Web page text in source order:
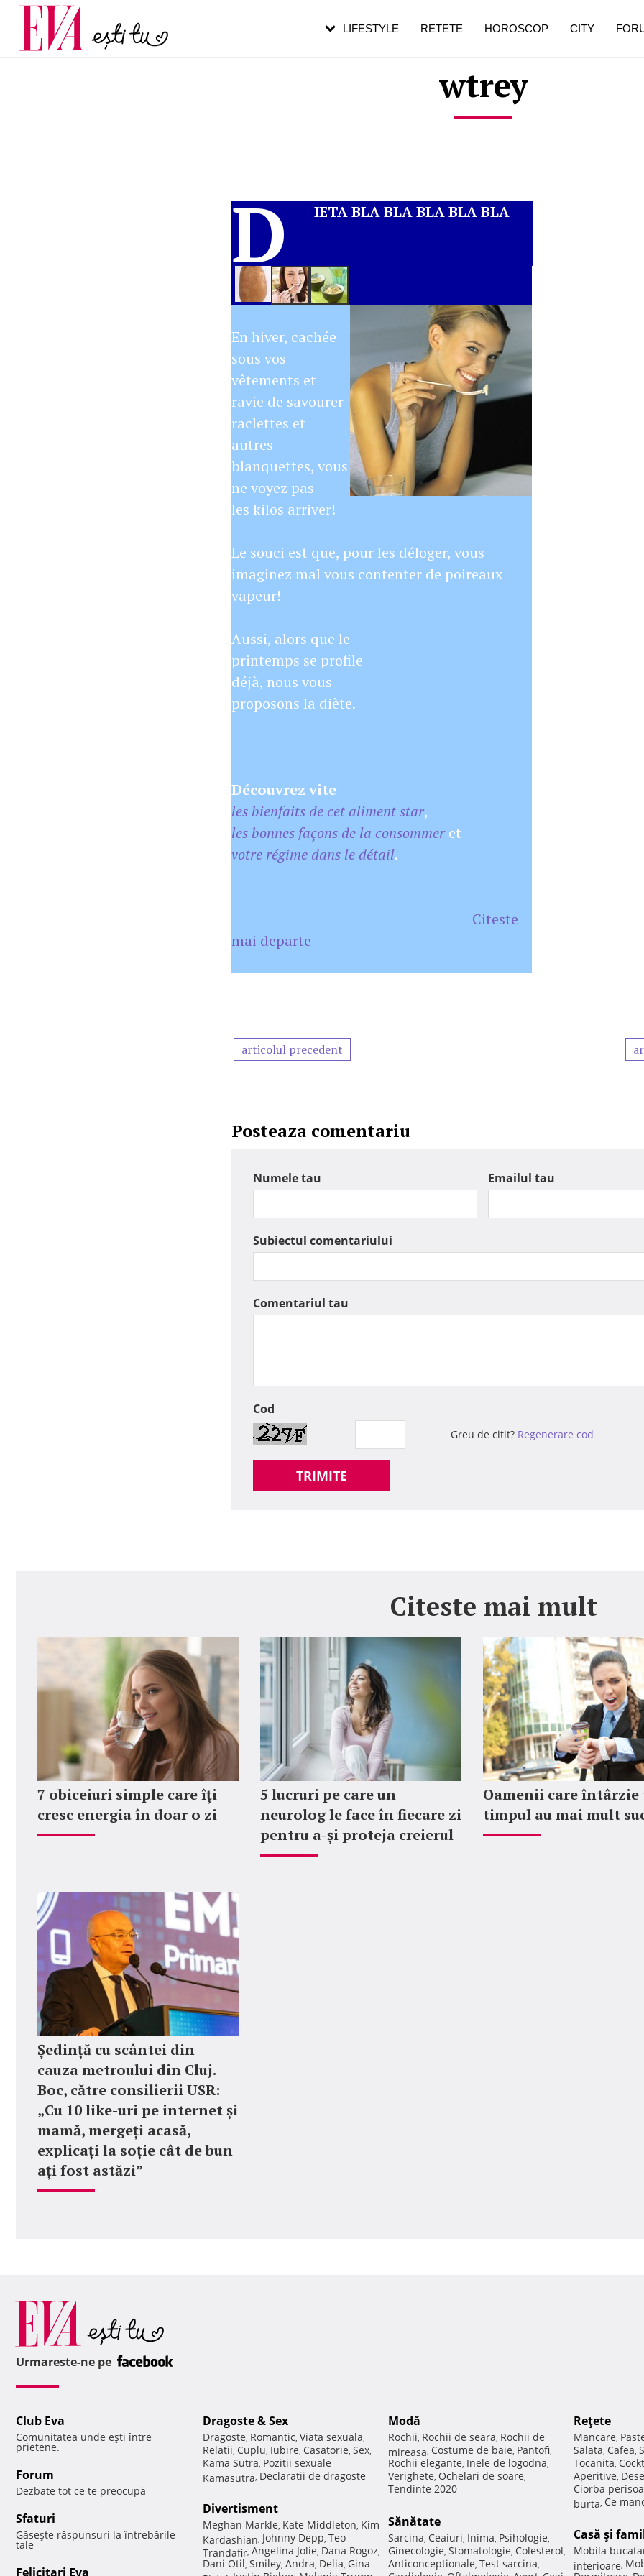
wtrey
D IETA BLA BLA BLA BLA BLA
En hiver, cachée
sous vos
vêtements et
ravie de savourer
raclettes et
autres
blanquettes, vous
ne voyez pas
les kilos arriver!
Le souci est que, pour les déloger, vous
imaginez mal vous contenter de poireaux
vapeur!
Aussi, alors que le
printemps se profile
déjà, nous vous
proposons la diète.
Découvrez vite
les bienfaits de cet aliment star,
les bonnes façons de la consommeret
votre régime dans le détail.
Citeste
mai departe
articolul precedent
Posteaza comentariu
Numele tau Emailul tau
Subiectul comentariului
Comentariul tau
Cod
Greu de citit? Regenerare cod
TRIMITE
Citeste mai mult
7 obiceiuri simple care îți
cresc energia în doar o zi
5 lucruri pe care un
neurolog le face în fiecare zi
pentru a-și proteja creierul
Oamenii care
timpul au mai mult
Ședință cu scântei din
cauza metroului din Cluj.
Boc, către consilierii USR:
„Cu 10 like-uri pe internet și
mamă, mergeți acasă,
explicați la soție cât de bun
ați fost astăzi”
LIFESTYLE RETETE HOROSCOP CITY
Carieră
Actualitate
pe măsură ce înaintezi în vârstă
de dureroasă este investigația
Urmareste-ne pe
Club Eva
Comunitatea unde eşti între
prietene.
Forum
Dezbate tot ce te preocupă
Sfaturi
Găseşte răspunsuri la întrebările
tale
Felicitari Eva
Dragoste & Sex
Dragoste, Romantic, Viata sexuala,
Relatii, Cuplu, Iubire, Casatorie, Sex,
Kama Sutra, Pozitii sexuale
Kamasutra, Declaratii de dragoste
Divertisment
Meghan Markle, Kate Middleton, Kim
Kardashian, Johnny Depp, Teo
Trandafir, Angelina Jolie, Dana Rogoz,
Dani Otil, Smiley, Andra, Delia, Gina
Modă
Rochii, Rochii de seara, Rochii de
mireasa, Costume de baie, Pantofi,
Rochii elegante, Inele de logodna,
Verighete, Ochelari de soare,
Tendinte 2020
Sănătate
Sarcina, Ceaiuri, Inima, Psihologie,
Ginecologie, Stomatologie, Colesterol,
Anticonceptionale, Test sarcina,
Reţete
Mancare,
Salata, Cafea,
Tocanita,
Aperitive,
Ciorba
burta, Ce
Casă şi
Mobila
interioare,